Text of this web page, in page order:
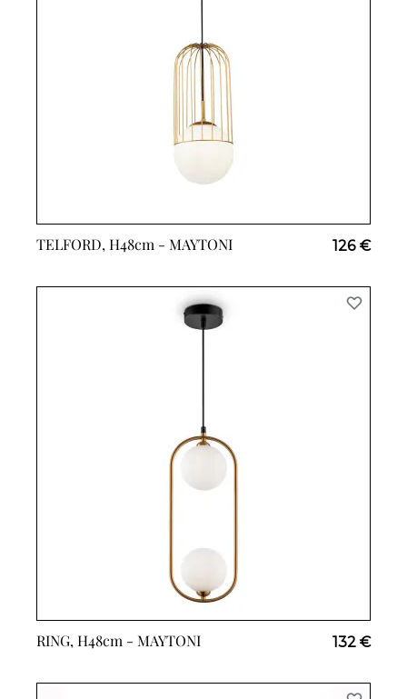
TELFORD, H48cm - MAYTONI 126 €
RING, H48cm - MAYTONI 132 €